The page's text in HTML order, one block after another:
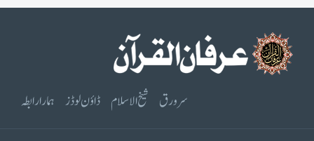
سرورق شیخ الاسلام ڈاؤن لوڈز ہمارا رابطہ